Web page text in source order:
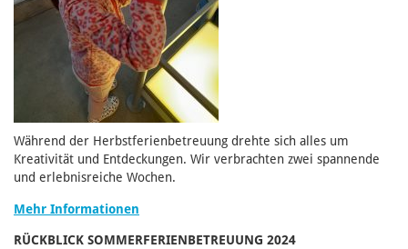
Während der Herbstferienbetreuung drehte sich alles um
Kreativität und Entdeckungen. Wir verbrachten zwei spannende
und erlebnisreiche Wochen.
Mehr Informationen
RÜCKBLICK SOMMERFERIENBETREUUNG 2024